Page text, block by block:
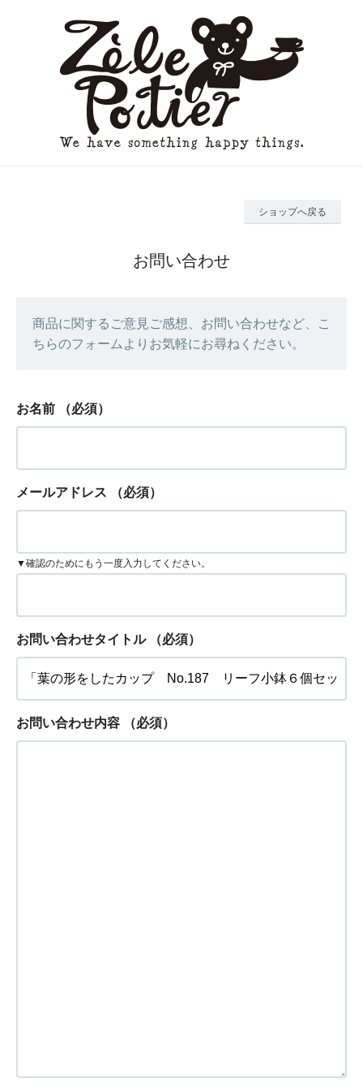
ショップへ戻る
お問い合わせ
商品に関するご意見ご感想、お問い合わせなど、こ
ちらのフォームよりお気軽にお尋ねください。
お名前 （必須）
メールアドレス （必須）
▼確認のためにもう一度入力してください。
お問い合わせタイトル （必須）
お問い合わせ内容 （必須）